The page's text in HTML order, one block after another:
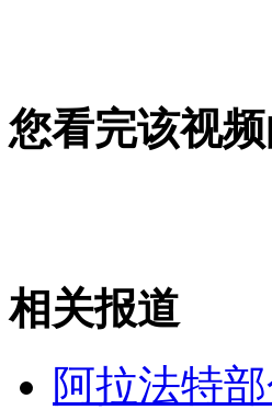
网传深度睡眠被闹钟叫醒等
女孩北京地铁殴打老人 痛下
无痛分娩是否安全 医生回应
您看完该视
相关报道
阿拉法特